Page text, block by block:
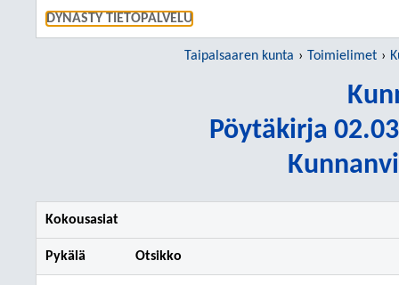
DYNASTY TIETOPALVELU
Taipalsaaren kunta Toimielimet
Pöytäkirja
Kokousasiat
Pykälä Otsikko